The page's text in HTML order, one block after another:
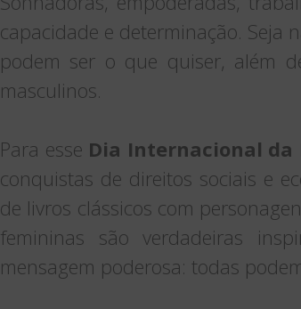
capacidade e determinação. Seja
podem ser o que quiser, além
masculinos.
Para esse Dia Internacional da
conquistas de direitos sociais e
de livros clássicos com
femininas são verdadeiras
mensagem poderosa: todas